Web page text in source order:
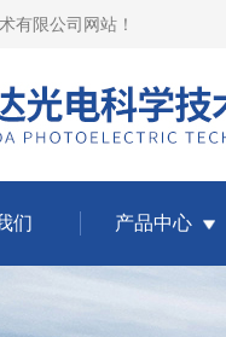
有限公司网站 ！
们 产品中心